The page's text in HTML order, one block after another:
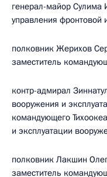
генерал-майор Сулима
управления фронтовой
полковник Жерихов
заместитель
контр-адмирал
вооружения и
командующего
и эксплуатации
полковник Лакшин
заместитель